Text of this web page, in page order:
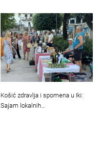
Košić zdravlja i spomena u Iki:
Sajam lokalnih…